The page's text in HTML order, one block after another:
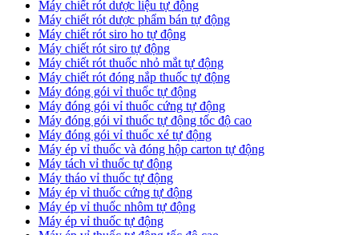
​Máy chiết rót dược liệu tự động
Máy chiết rót dược phẩm bán tự động
​Máy chiết rót siro ho tự động
​Máy chiết rót siro tự động
​Máy chiết rót thuốc nhỏ mắt tự động
​Máy chiết rót đóng nắp thuốc tự động
​Máy đóng gói vỉ thuốc tự động
Máy đóng gói vỉ thuốc cứng tự động
Máy đóng gói vỉ thuốc tự động tốc độ cao
Máy đóng gói vỉ thuốc xé tự động
​Máy ép vỉ thuốc và đóng hộp carton tự động
​Máy tách vỉ thuốc tự động
​Máy tháo vỉ thuốc tự động
​Máy ép vỉ thuốc cứng tự động
Máy ép vỉ thuốc nhôm tự động
Máy ép vỉ thuốc tự động​